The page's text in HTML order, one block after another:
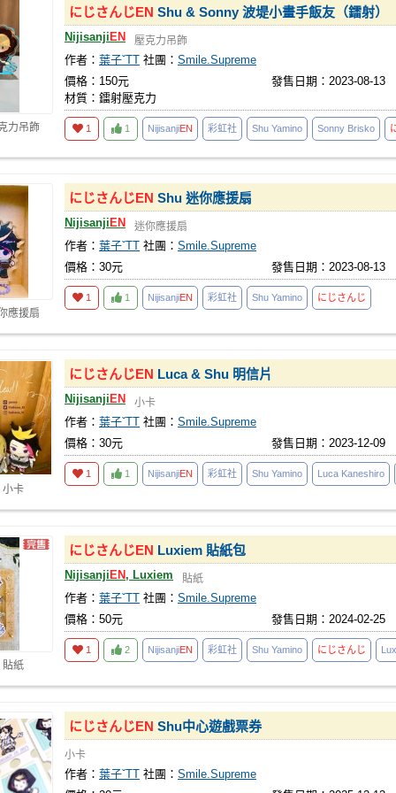
力吊飾
にじさんじEN Shu & Sonny 波堤小畫手飯友（鐳射）
Nijisanji EN 壓克力吊飾
作者： 葉子ˇTT 社團： Smile.Supreme
價格：150元
發售日期：2023-08-13
材質：鐳射壓克力
1 1 NijisanjiEN 彩虹社 Shu Yamino Sonny Brisko
應援扇
にじさんじEN Shu 迷你應援扇
Nijisanji EN 迷你應援扇
作者： 葉子ˇTT 社團： Smile.Supreme
價格：30元
發售日期：2023-08-13
1 1 NijisanjiEN 彩虹社 Shu Yamino にじさんじ
小卡
にじさんじEN Luca & Shu 明信片
Nijisanji EN 小卡
作者： 葉子ˇTT 社團： Smile.Supreme
價格：30元
發售日期：2023-12-09
1 1 NijisanjiEN 彩虹社 Shu Yamino Luca Kaneshiro
貼紙
にじさんじEN Luxiem 貼紙包
Nijisanji EN , Luxiem 貼紙
作者： 葉子ˇTT 社團： Smile.Supreme
價格：50元
發售日期：2024-02-25
1 2 NijisanjiEN 彩虹社 Shu Yamino にじさんじ
にじさんじEN Shu中心遊戲票券
小卡
作者： 葉子ˇTT 社團： Smile.Supreme